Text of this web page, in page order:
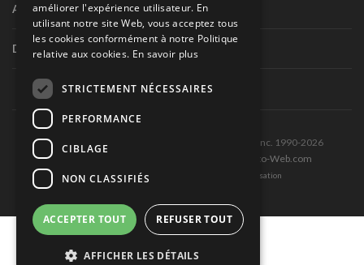
Autres séries nationales
Divers
Tous droits réservés © Les Éditions Pole-Position inc. 1990-2026
Ce site est produit et hébergé par Montréal-Photo-Web.com
Politique de confidentialité et Conditions d’utilisation
améliorer l'expérience utilisateur. En
utilisant notre site Web, vous acceptez tous
les cookies conformément à notre Politique
relative aux cookies. En savoir plus
STRICTEMENT NÉCESSAIRES
PERFORMANCE
CIBLAGE
NON CLASSIFIÉS
ACCEPTER TOUT REFUSER TOUT
AFFICHER LES DÉTAILS